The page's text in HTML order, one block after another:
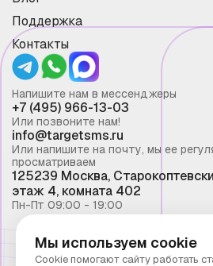
Поддержка
Контакты
Напишите нам в мессенджеры
+7 (495) 966-13-03
Или позвоните нам!
info@targetsms.ru
Или напишите на почту, мы ее
просматриваем
125239 Москва,
этаж 4, комната 402
Пн-Пт 09:00 - 19:00
Смс рассылка
Мы используем cookie
Cookie помогают сайту работать